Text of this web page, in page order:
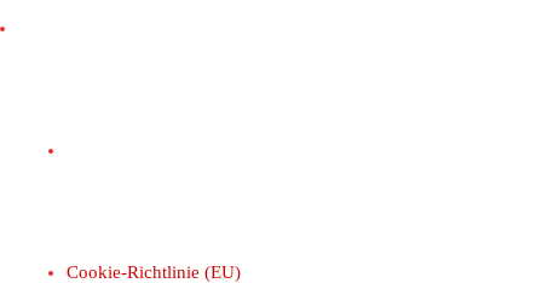
Cookie-Richtlinie (EU)